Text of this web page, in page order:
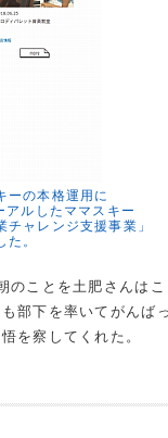
ーの本格運用に
アルしたママスキー
ャレンジ支援事業」
。
ことを土肥さんはこ
部下を率いてがんば
を察してくれた。